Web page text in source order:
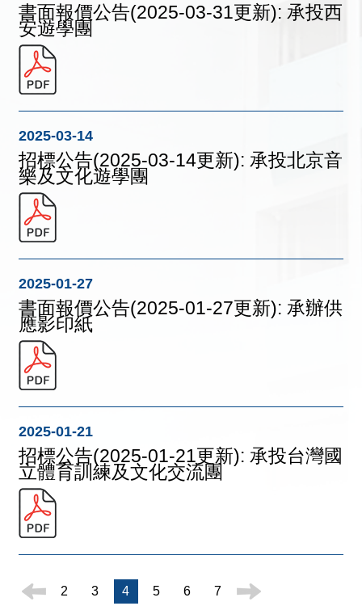
書面報價公告(2025-03-31更新): 承投西
安遊學團
2025-03-14
招標公告(2025-03-14更新): 承投北京音
樂及文化遊學團
2025-01-27
書面報價公告(2025-01-27更新): 承辦供
應影印紙
2025-01-21
招標公告(2025-01-21更新): 承投台灣國
立體育訓練及文化交流團
2 3 4 5 6 7